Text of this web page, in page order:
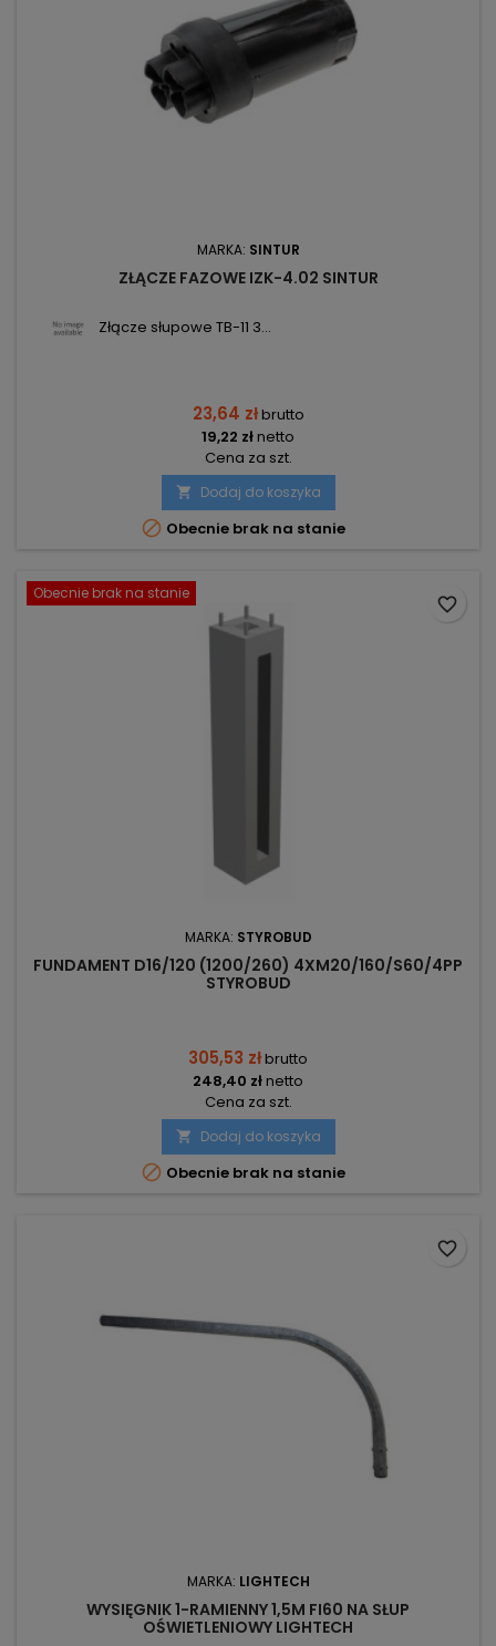
MARKA: SINTUR
ZŁĄCZE FAZOWE IZK-4.02 SINTUR
Złącze słupowe TB-11 3...
23,64 złbrutto
19,22 złnetto
Cena za szt.
 Dodaj do koszyka
 Obecnie brak na stanie
Obecnie brak na stanie
MARKA: STYROBUD
FUNDAMENT D16/120 (1200/260) 4XM20/160/S60/4PP
STYROBUD
305,53 złbrutto
248,40 złnetto
Cena za szt.
 Dodaj do koszyka
 Obecnie brak na stanie
favorite_border
MARKA: LIGHTECH
WYSIĘGNIK 1-RAMIENNY 1,5M FI60 NA SŁUP
OŚWIETLENIOWY LIGHTECH
favorite_border